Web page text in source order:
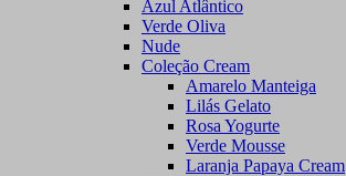
Azul Atlântico
Verde Oliva
Nude
Coleção Cream
Amarelo Manteiga
Lilás Gelato
Rosa Yogurte
Verde Mousse
Laranja Papaya Cream